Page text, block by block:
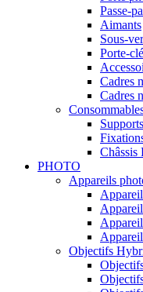
Passe-
Aimants
Sous-
Porte-
Cadres
Cadres
Châssis
PHOTO
Appareils
Objectifs